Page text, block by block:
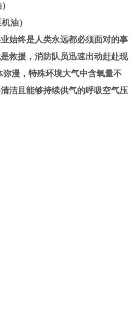
油）
始终是人类永远都必须面对的事
救援，消防队员迅速出动赶赴现
漫，特殊环境大气中含氧量不
洁且能够持续供气的呼吸空气压